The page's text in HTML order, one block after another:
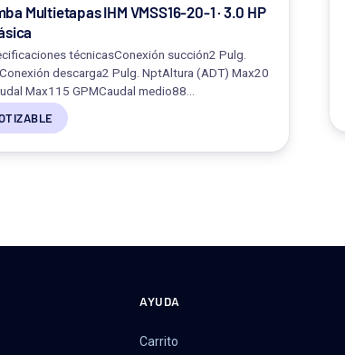
Multietapas IHM VMSS16-20-1 · 3.0 HP
técnicasConexión succión2 Pulg.
descarga2 Pulg. NptAltura (ADT) Max20
Max115 GPMCaudal medio88…
AYUDA
Carrito